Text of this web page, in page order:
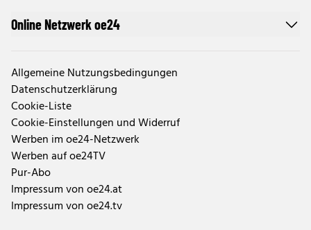
Online Netzwerk oe24
Allgemeine Nutzungsbedingungen
Datenschutzerklärung
Cookie-Liste
Cookie-Einstellungen und Widerruf
Werben im oe24-Netzwerk
Werben auf oe24TV
Pur-Abo
Impressum von oe24.at
Impressum von oe24.tv